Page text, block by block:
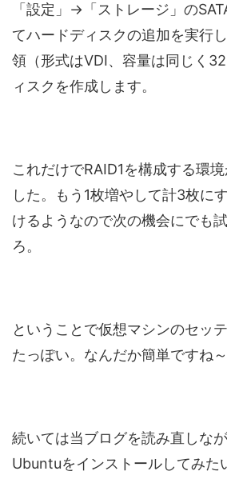
「設定」→「ストレージ」の
てハードディスクの追加を実行
領（形式はVDI、容量は同じく
ィスクを作成します。
これだけでRAID1を構成する環
した。もう1枚増やして計3枚に
けるようなので次の機会にでも
ろ。
ということで仮想マシンのセッ
たっぽい。なんだか簡単ですね～
続いては当ブログを読み直しな
Ubuntuをインストールしてみた